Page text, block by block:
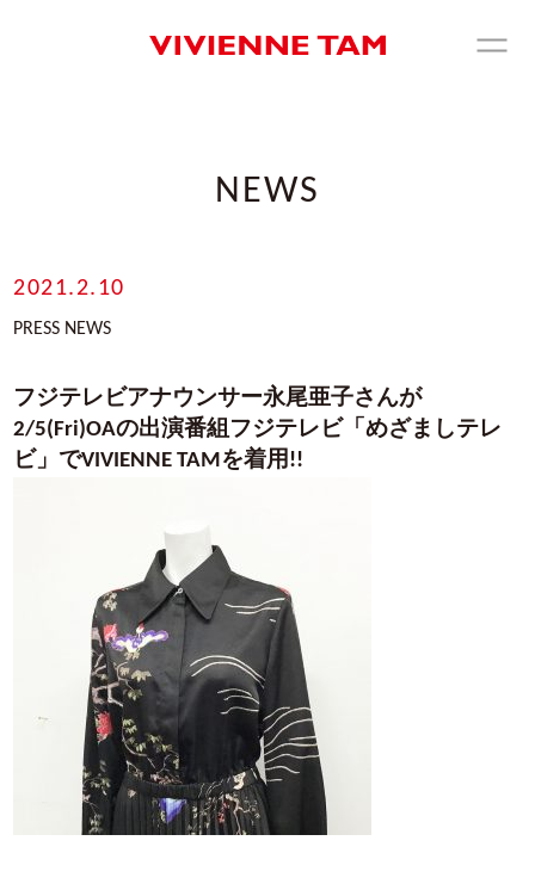
NEWS
2021.2.10
PRESS NEWS
フジテレビアナウンサー永尾亜子さんが
2/5(Fri)OAの出演番組フジテレビ「めざましテレ
ビ」でVIVIENNE TAMを着用!!